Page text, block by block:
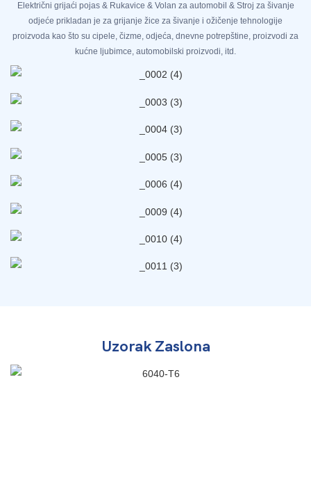
Električni grijaći pojas & Rukavice & Volan za automobil & Stroj za šivanje
odjeće prikladan je za grijanje žice za šivanje i ožičenje tehnologije
proizvoda kao što su cipele, čizme, odjeća, dnevne potrepštine, proizvodi za
kućne ljubimce, automobilski proizvodi, itd.
Uzorak Zaslona